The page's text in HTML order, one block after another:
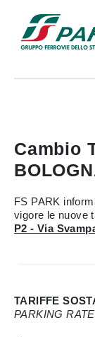
Cambio
FS PARK
vigore le nuove
P2 - Via
TARIFFE
PARKING